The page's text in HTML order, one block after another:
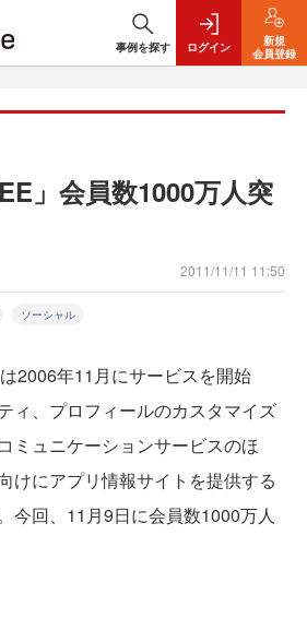
事例を探す ログイン
新規
会員登録
」会員数1000万人突
2011/11/11 11:50
ソーシャル
2006年11月にサービスを開始
ィ、プロフィールのカスタマイズ
ミュニケーションサービスのほ
けにアプリ情報サイトを提供する
今回、11月9日に会員数1000万人